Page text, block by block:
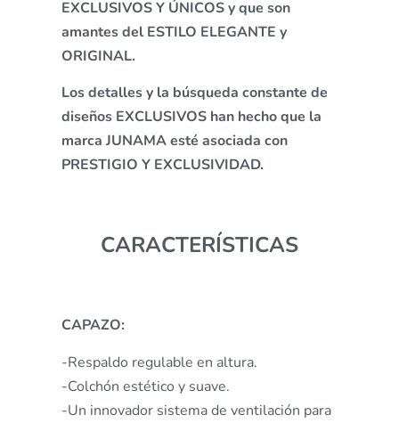
EXCLUSIVOS Y ÚNICOS y que son
amantes del ESTILO ELEGANTE y
ORIGINAL.
Los detalles y la búsqueda constante de
diseños EXCLUSIVOS han hecho que la
marca JUNAMA esté asociada con
PRESTIGIO Y EXCLUSIVIDAD.
CARACTERÍSTICAS
CAPAZO:
-Respaldo regulable en altura.
-Colchón estético y suave.
-Un innovador sistema de ventilación para